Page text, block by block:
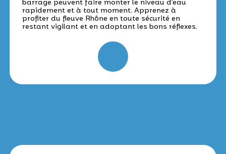
barrage peuvent faire monter le niveau d’eau
rapidement et à tout moment. Apprenez à
profiter du fleuve Rhône en toute sécurité en
restant vigilant et en adoptant les bons réflexes.